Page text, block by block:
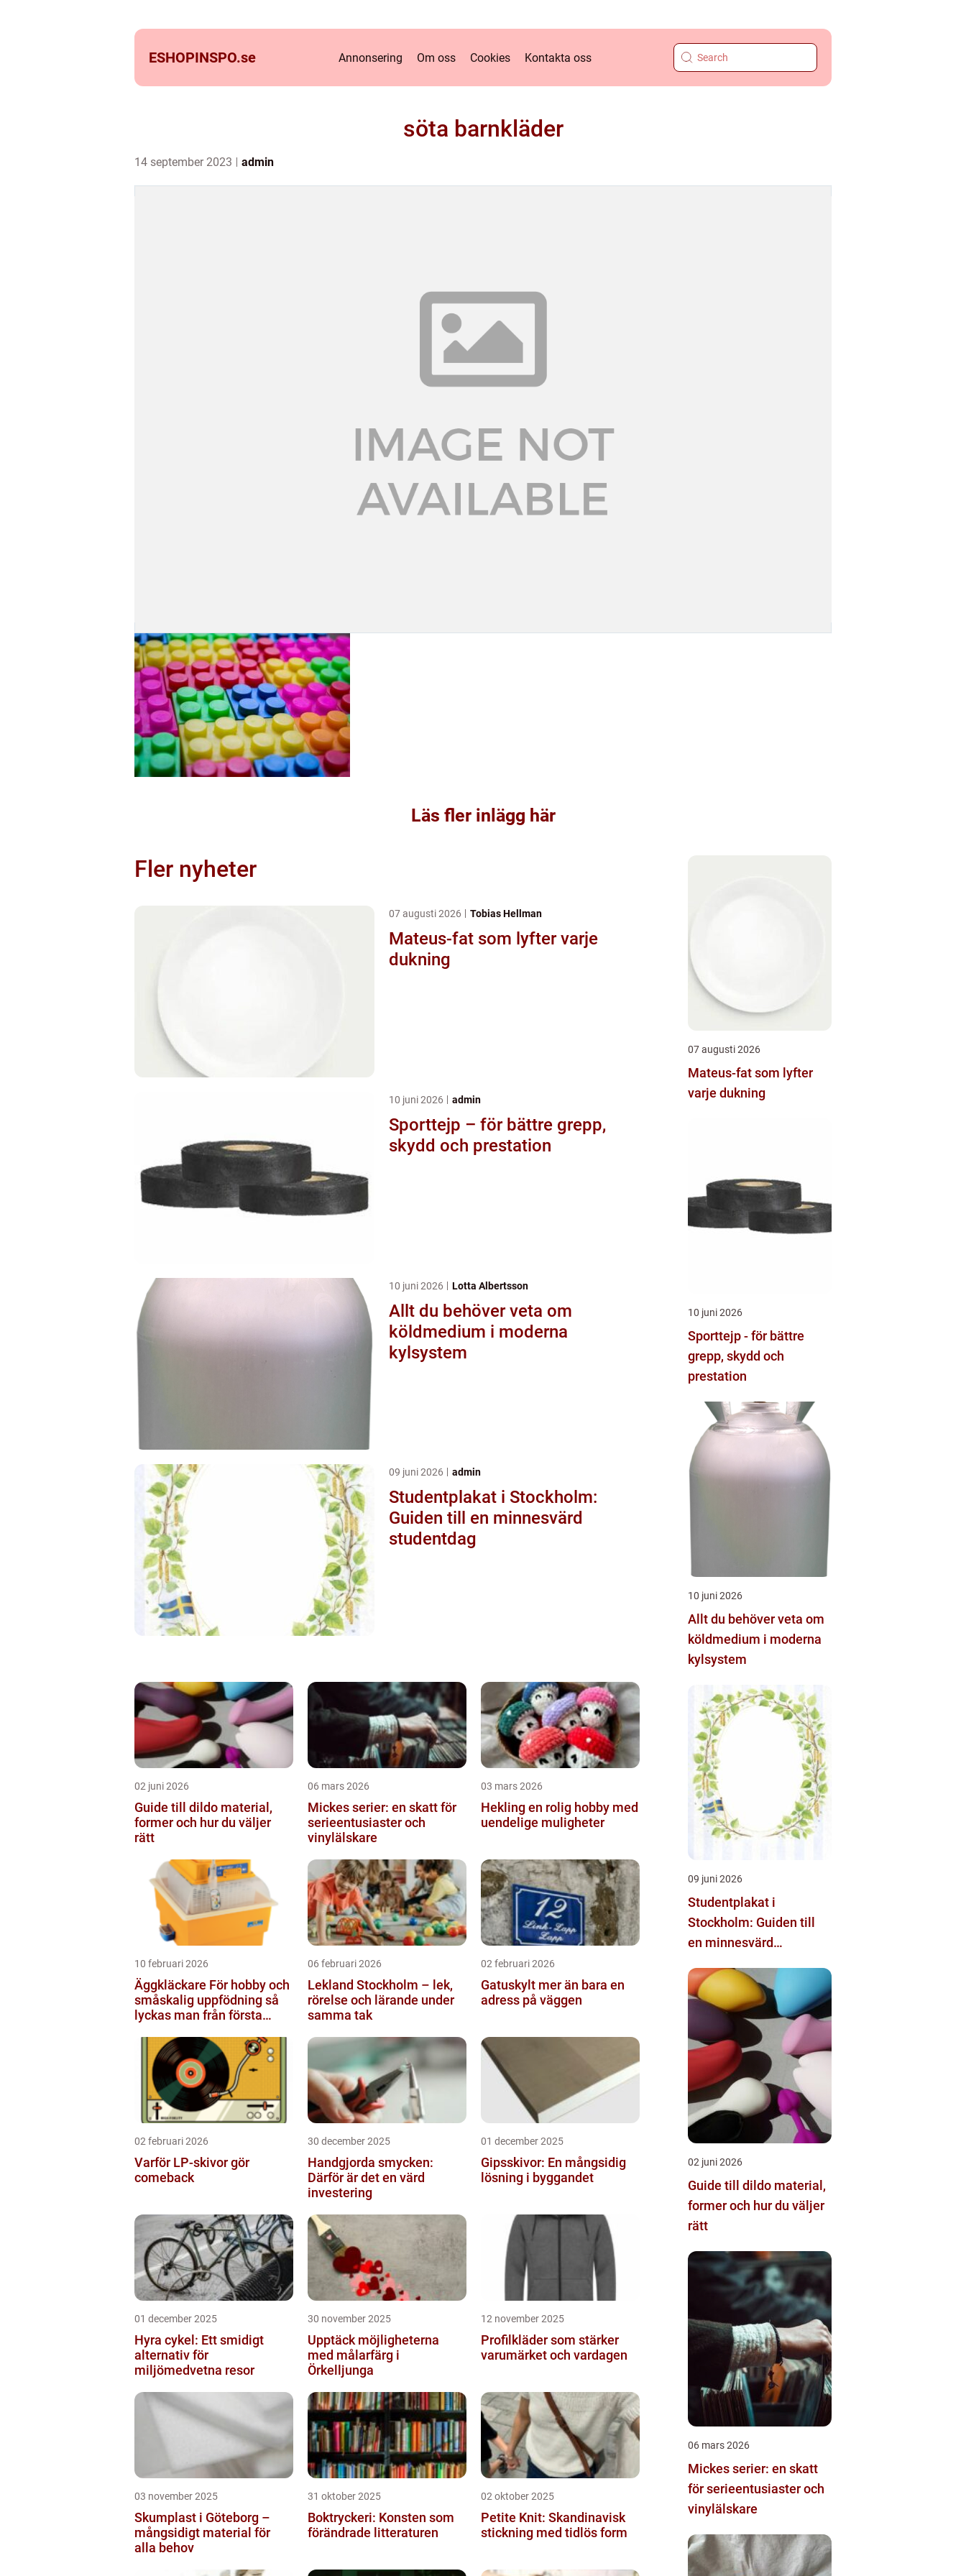
ESHOPINSPO.se Annonsering Om oss Cookies Kontakta oss
söta barnkläder
14 september 2023 admin
Läs fler inlägg här
Fler nyheter
07 augusti 2026 Tobias Hellman
Mateus-fat som lyfter varje
dukning
10 juni 2026 admin
Sporttejp – för bättre grepp,
skydd och prestation
10 juni 2026 Lotta Albertsson
Allt du behöver veta om
köldmedium i moderna
kylsystem
09 juni 2026 admin
Studentplakat i Stockholm:
Guiden till en minnesvärd
studentdag
02 juni 2026
Guide till dildo material,
former och hur du väljer
rätt
06 mars 2026
Mickes serier: en skatt för
serieentusiaster och
vinylälskare
03 mars 2026
Hekling en rolig hobby med
uendelige muligheter
10 februari 2026
Äggkläckare För hobby och
småskalig uppfödning så
lyckas man från första
06 februari 2026
Lekland Stockholm – lek,
rörelse och lärande under
samma tak
02 februari 2026
Gatuskylt mer än bara en
adress på väggen
02 februari 2026
Varför LP-skivor gör
comeback
30 december 2025
Handgjorda smycken:
Därför är det en värd
investering
01 december 2025
Gipsskivor: En mångsidig
lösning i byggandet
01 december 2025
Hyra cykel: Ett smidigt
alternativ för
miljömedvetna resor
30 november 2025
Upptäck möjligheterna
med målarfärg i
Örkelljunga
12 november 2025
Profilkläder som stärker
varumärket och vardagen
03 november 2025
Skumplast i Göteborg –
mångsidigt material för
alla behov
31 oktober 2025
Boktryckeri: Konsten som
förändrade litteraturen
02 oktober 2025
Petite Knit: Skandinavisk
stickning med tidlös form
07 augusti 2026
Mateus-fat som lyfter
varje dukning
10 juni 2026
Sporttejp - för bättre
grepp, skydd och
prestation
10 juni 2026
Allt du behöver veta om
köldmedium i moderna
kylsystem
09 juni 2026
Studentplakat i
Stockholm: Guiden till
en minnesvärd
02 juni 2026
Guide till dildo material,
former och hur du väljer
rätt
06 mars 2026
Mickes serier: en skatt
för serieentusiaster och
vinylälskare